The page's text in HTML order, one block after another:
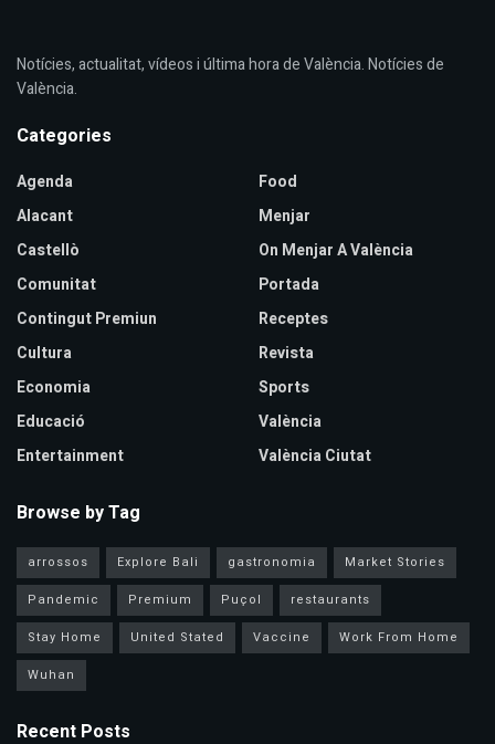
Notícies, actualitat, vídeos i última hora de València. Notícies de
València.
Categories
Agenda
Alacant
Castellò
Comunitat
Contingut Premiun
Cultura
Economia
Educació
Entertainment
Food
Menjar
On Menjar A València
Portada
Receptes
Revista
Sports
València
València Ciutat
Browse by Tag
arrossos Explore Bali gastronomia
Market Stories
Pandemic
Premium Puçol
restaurants
Stay Home
United Stated Vaccine
Work From Home
Wuhan
Recent Posts